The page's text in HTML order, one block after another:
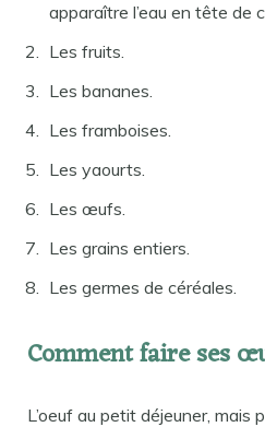
apparaître l’eau en tête de
Les fruits.
Les bananes.
Les framboises.
Les yaourts.
Les œufs.
Les grains entiers.
Les germes de céréales.
Comment faire ses
L’oeuf au petit déjeuner, mais